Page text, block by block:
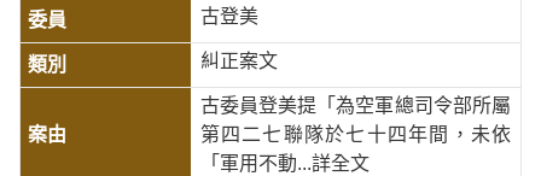
古登美
糾正案文
古委員登美提「為空軍總司令部所屬
第四二七聯隊於七十四年間，未依
「軍用不動...詳全文